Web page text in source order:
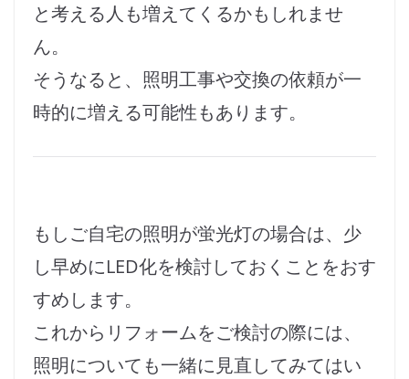
と考える人も増えてくるかもしれませ
ん。
そうなると、照明工事や交換の依頼が一
時的に増える可能性もあります。
もしご自宅の照明が蛍光灯の場合は、少
し早めにLED化を検討しておくことをおす
すめします。
これからリフォームをご検討の際には、
照明についても一緒に見直してみてはい